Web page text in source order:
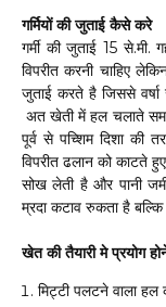
गर्मियों की जुताई कैसे करे
गर्मी की जुताई 15
विपरीत करनी चाहिए
जुताई करते है जिससे
अत खेती में हल चलाते
पूर्व से पच्शिम दिशा की
विपरीत ढलान को काटते
सोख लेती है और पानी
म्रदा कटाव रुकता है बल्कि
खेत की तैयारी मे प्रयोग
मिट्टी पलटने वाला हल